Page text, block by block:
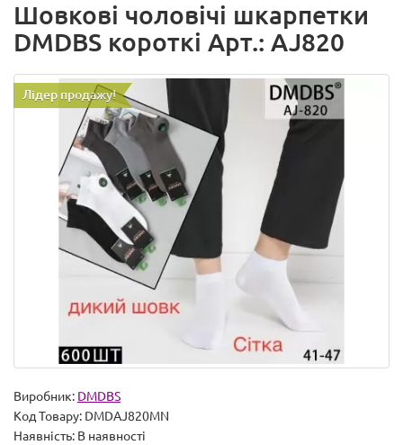
Шовкові чоловічі шкарпетки
DMDBS короткі Арт.: AJ820
Лідер продажу!
Виробник: DMDBS
Код Товару: DMDAJ820MN
Наявність: В наявності